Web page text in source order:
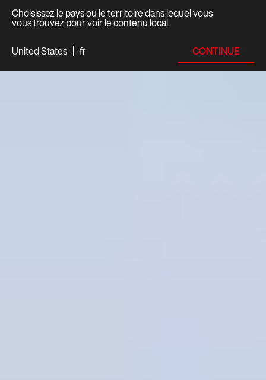
Choisissez le pays ou le territoire dans lequel vous
vous trouvez pour voir le contenu local.
United States
fr CONTINUE